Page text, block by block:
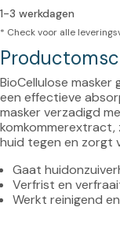
1-3 werkdagen
* Check voor alle
BioCellulose
een effectieve
masker verzadigd
komkommerextract,
Gaat
Verfrist en
Werkt reinigend